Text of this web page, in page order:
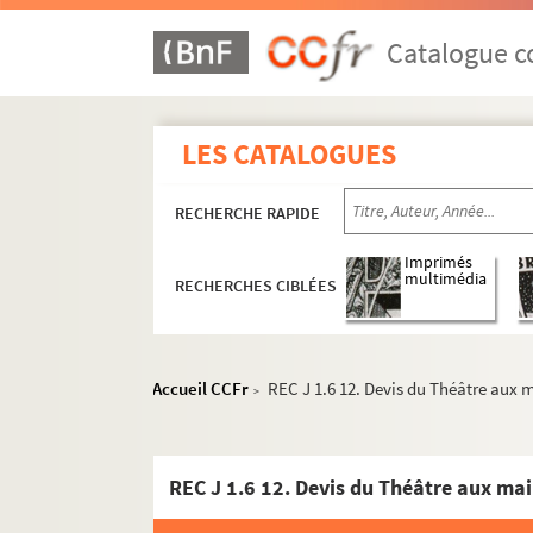
Catalogue
LES CATALOGUES
RECHERCHE RAPIDE
RECHERCHES CIBLÉES
Imprimés
multimédia
Accueil CCFr > REC J 1.6 12. Devis du Théâtre
REC A 1-3. Éléments biographiques.
REC D 1-2. Correspondance [classement par
REC J 1-11. Œuvre artistique et carrière.
REC J 1.2 1/1. Le réveille-matin